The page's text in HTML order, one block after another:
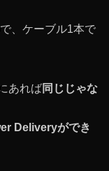
、ケーブル1本で
あれば同じじゃな
Deliveryができ